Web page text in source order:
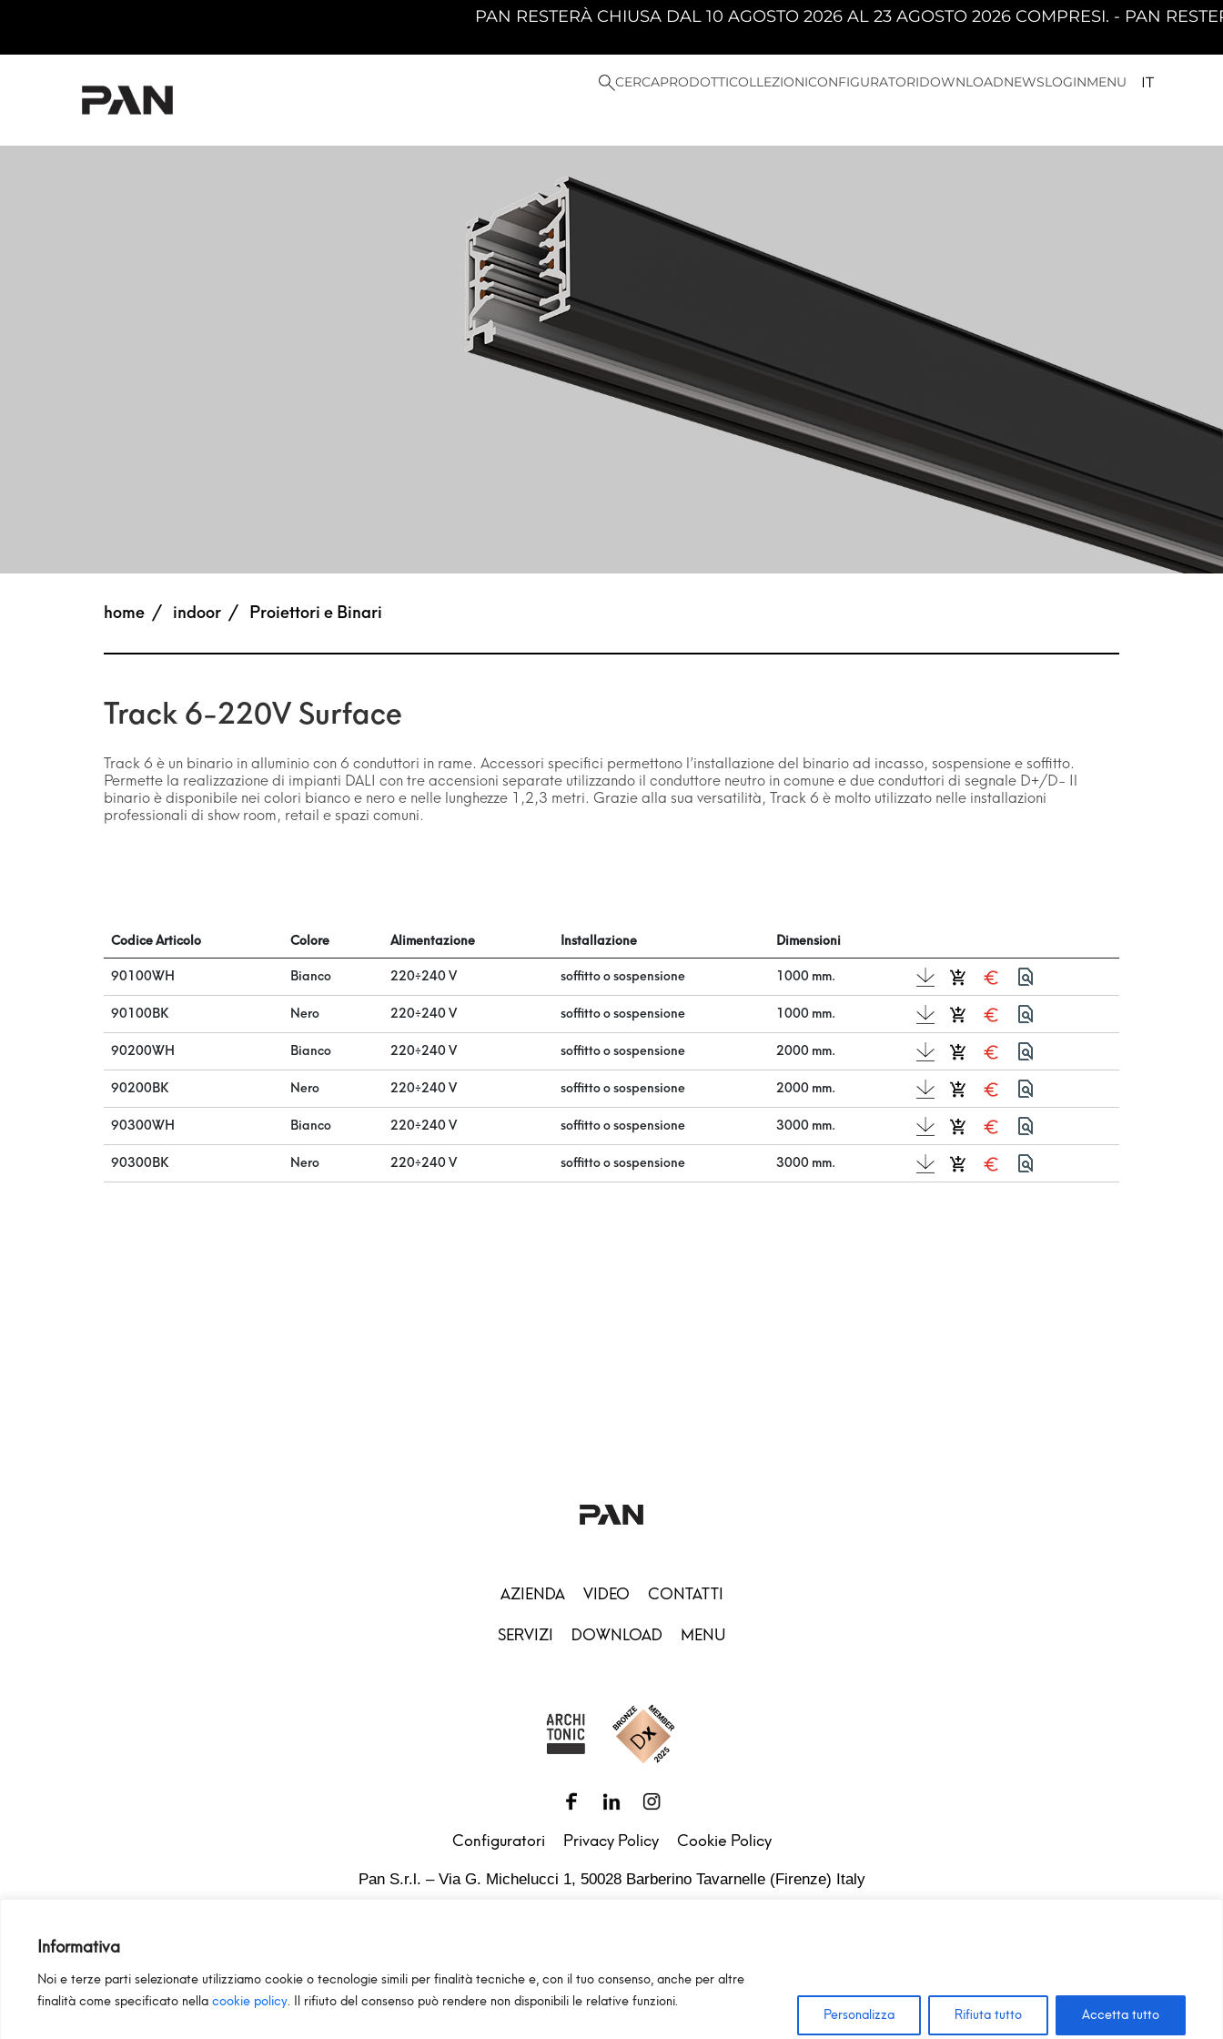
Informativa
Noi e terze parti selezionate utilizziamo cookie o tecnologie simili per finalità tecniche e, con il tuo consenso, anche per altre
finalità come specificato nella cookie policy. Il rifiuto del consenso può rendere non disponibili le relative funzioni.
Personalizza
Rifiuta tutto Accetta tutto
home indoor Proiettori e Binari
Track 6-220V Surface
Track 6 è un binario in alluminio con 6 conduttori in rame. Accessori specifici permettono l’installazione del binario ad incasso, sospensione e soffitto.
Permette la realizzazione di impianti DALI con tre accensioni separate utilizzando il conduttore neutro in comune e due conduttori di segnale D+/D- Il
binario è disponibile nei colori bianco e nero e nelle lunghezze 1,2,3 metri. Grazie alla sua versatilità, Track 6 è molto utilizzato nelle installazioni
professionali di show room, retail e spazi comuni.
Codice Articolo Colore Alimentazione Installazione Dimensioni
90100WH Bianco 220÷240 V soffitto o sospensione 1000 mm.
90100BK Nero 220÷240 V soffitto o sospensione 1000 mm.
90200WH Bianco 220÷240 V soffitto o sospensione 2000 mm.
90200BK Nero 220÷240 V soffitto o sospensione 2000 mm.
90300WH Bianco 220÷240 V soffitto o sospensione 3000 mm.
90300BK Nero 220÷240 V soffitto o sospensione 3000 mm.
PAN RESTERÀ CHIUSA DAL 10 AGOSTO 2026 AL 23 AGOSTO 2026 COMPRESI. - PAN RESTERÀ CHIUSA
CERCAPRODOTTICOLLEZIONICONFIGURATORIDOWNLOADNEWSLOGINMENU IT
AZIENDA VIDEO CONTATTI
SERVIZI DOWNLOAD MENU
Configuratori Privacy Policy Cookie Policy
Pan S.r.l. – Via G. Michelucci 1, 50028 Barberino Tavarnelle (Firenze) Italy
© 2022 – Pan S.r.l. – Tutti i diritti sono riservati